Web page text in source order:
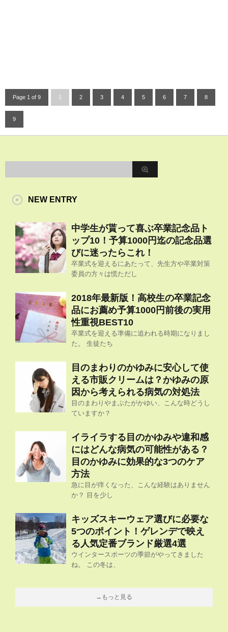
Page 1 of 9 1 2 3 4 5 6 7 8
9
NEW ENTRY
中学生が貰って喜ぶ卒業記念品ト
ップ10！予算1000円迄の記念品選
びに迷ったらこれ！
卒業式を迎えるにあたって、先生方や卒業対策
委員の方々は慌ただし
2018年最新版！高校生の卒業記念
品にお薦め予算1000円前後の実用
性重視BEST10
卒業式を迎える準備に追われる時期になりまし
た。 生徒たち
目のまわりのかゆみに安心して使
える市販クリームは？かゆみの原
因から考えられる病気の対処法
目のまわりやまぶたがかゆい、こんな時どうし
ていますか？
イライラする目のかゆみや違和感
にはどんな病気の可能性がある？
目のかゆみに効果的な3つのケア
方法
急に目が痒くなった、こんな経験はありません
か？ 目を少し
キッズスキーウェア選びに必要な
5つのポイント！ゲレンデで映え
る人気定番ブランド厳選4選
ウインタースポーツの季節がやってきました
ね。 この冬は、
→もっと見る